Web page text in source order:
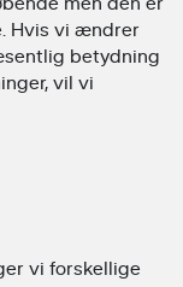
Hvis vi ændrer
betydning
vil vi
vi forskellige